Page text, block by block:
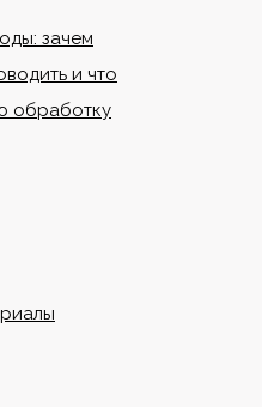
зачем
и что
обработку